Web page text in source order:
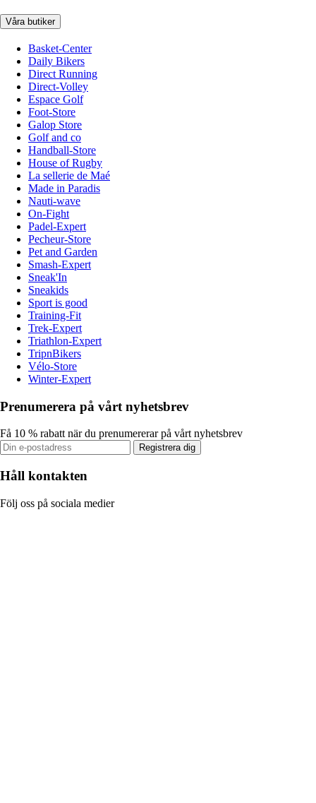
Våra butiker
Basket-Center
Daily Bikers
Direct Running
Direct-Volley
Espace Golf
Foot-Store
Galop Store
Golf and co
Handball-Store
House of Rugby
La sellerie de Maé
Made in Paradis
Nauti-wave
On-Fight
Padel-Expert
Pecheur-Store
Pet and Garden
Smash-Expert
Sneak'In
Sneakids
Sport is good
Training-Fit
Trek-Expert
Triathlon-Expert
TripnBikers
Vélo-Store
Winter-Expert
Prenumerera på vårt nyhetsbrev
Få 10 % rabatt när du prenumererar på vårt nyhetsbrev
Registrera dig
Håll kontakten
Följ oss på sociala medier